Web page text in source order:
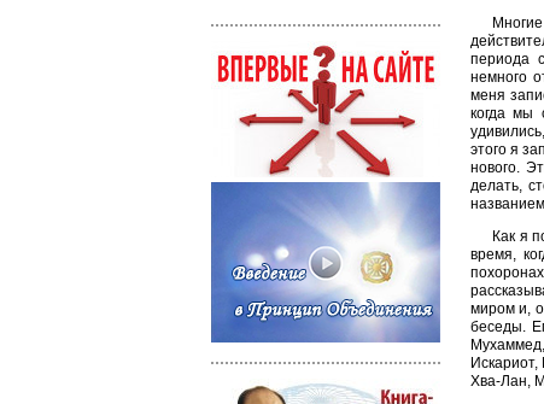
периода
немного
меня
когда мы
этого я
нового.
делать,
Как я
время,
миром и,
беседы.
Хва-Лан,